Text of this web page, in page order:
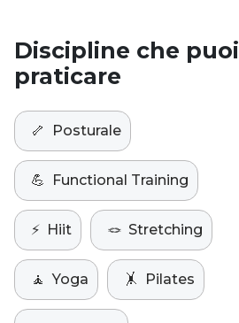
Discipline che puoi
praticare
🦴 Posturale
💪 Functional Training
⚡️ Hiit 🪢 Stretching
🧘 Yoga 🤸 Pilates